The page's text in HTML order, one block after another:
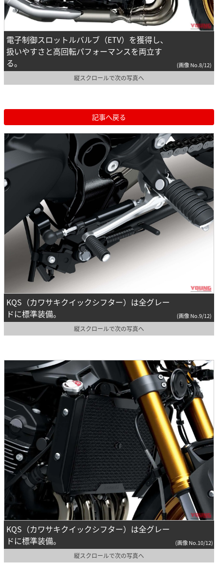
電子制御スロットルバルブ（ETV）を獲得し、
扱いやすさと高回転パフォーマンスを両立す
る。
(画像 No.8/12)
縦スクロールで次の写真へ
記事へ戻る
KQS（カワサキクイックシフター）は全グレー
ドに標準装備。
(画像 No.9/12)
縦スクロールで次の写真へ
KQS（カワサキクイックシフター）は全グレー
ドに標準装備。
(画像 No.10/12)
縦スクロールで次の写真へ